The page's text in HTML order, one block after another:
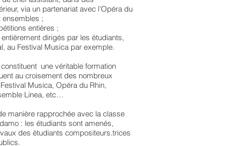
via un partenariat avec l’Opéra du
ensembles ;
entières ;
dirigés par les étudiants,
au Festival Musica par exemple.
une véritable formation
au croisement des nombreux
Musica, Opéra du Rhin,
Linea, etc…
manière rapprochée avec la classe
: les étudiants sont amenés,
des étudiants compositeurs.trices